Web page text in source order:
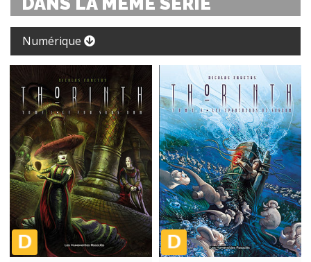
Numérique